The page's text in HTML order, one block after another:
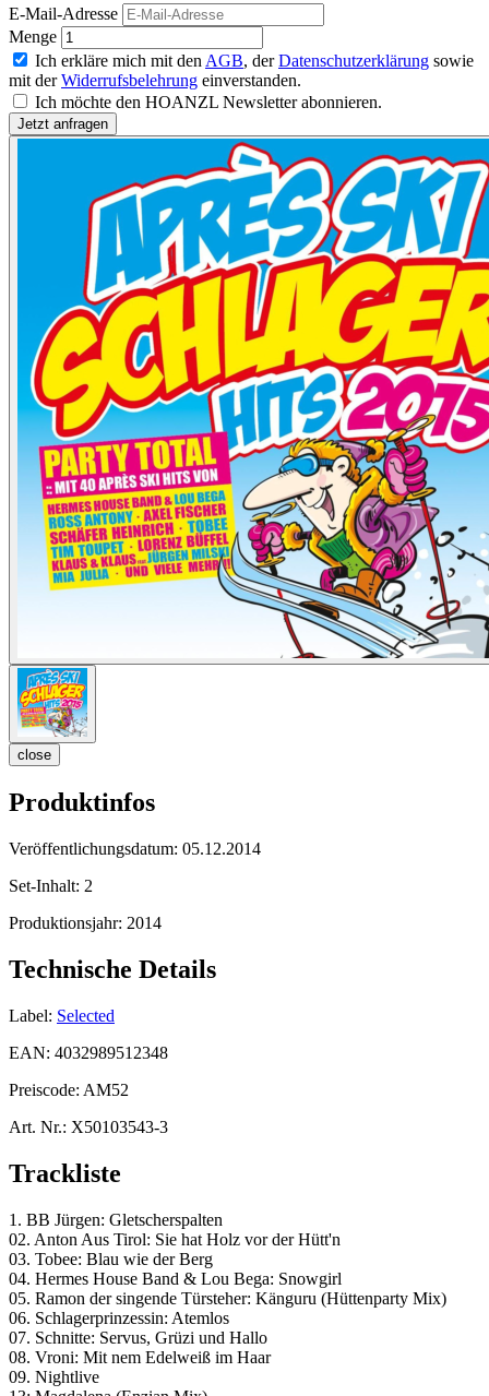
E-Mail-Adresse
Menge
Ich erkläre mich mit den AGB, derDatenschutzerklärung sowie
mit derWiderrufsbelehrung einverstanden.
Ich möchte den HOANZL Newsletter abonnieren.
close
Produktinfos
Veröffentlichungsdatum: 05.12.2014
Set-Inhalt: 2
Produktionsjahr: 2014
Technische Details
Label: Selected
EAN: 4032989512348
Preiscode: AM52
Art. Nr.: X50103543-3
Trackliste
1. BB Jürgen: Gletscherspalten
02. Anton Aus Tirol: Sie hat Holz vor der Hütt'n
03. Tobee: Blau wie der Berg
04. Hermes House Band & Lou Bega: Snowgirl
05. Ramon der singende Türsteher: Känguru (Hüttenparty Mix)
06. Schlagerprinzessin: Atemlos
07. Schnitte: Servus, Grüzi und Hallo
08. Vroni: Mit nem Edelweiß im Haar
09. Nightlive